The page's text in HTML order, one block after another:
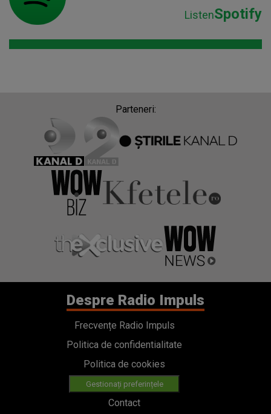
ListenSpotify
Parteneri:
Despre Radio Impuls
Frecvențe Radio Impuls
Politica de confidentialitate
Politica de cookies
Gestionați preferințele
Contact